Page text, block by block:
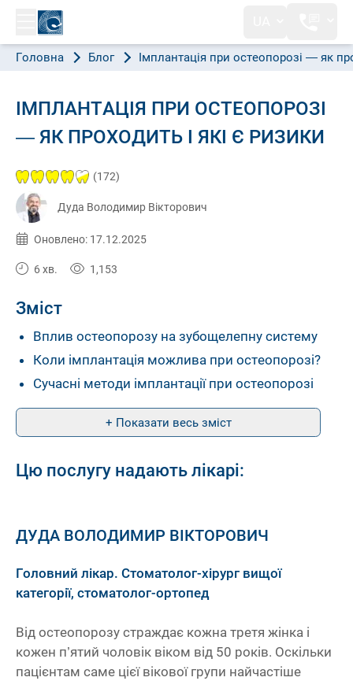
Головна Блог Імплантація при остеопорозі — як
ІМПЛАНТАЦІЯ ПРИ ОСТЕОПОРОЗІ
— ЯК ПРОХОДИТЬ І ЯКІ Є РИЗИКИ
Дуда Володимир Вікторович
(172)
Опубліковано:
07.05.2025
Оновлено: 17.12.2025
6 хв. 1,153
Зміст
Вплив остеопорозу на зубощелепну систему
Коли імплантація можлива при остеопорозі?
Сучасні методи імплантації при остеопорозі
+ Показати весь зміст
Цю послугу надають лікарі:
ДУДА ВОЛОДИМИР ВІКТОРОВИЧ
Головний лікар. Стоматолог-хірург вищої
категорії, стоматолог-ортопед
Від остеопорозу страждає кожна третя жінка і
кожен п’ятий чоловік віком від 50 років. Оскільки
пацієнтам саме цієї вікової групи найчастіше